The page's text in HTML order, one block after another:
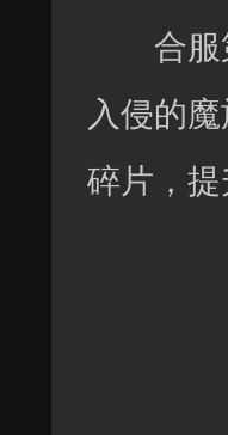
合服第
入侵的
碎片，